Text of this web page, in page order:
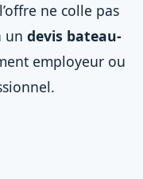
ne colle pas
un devis bateau-
employeur ou